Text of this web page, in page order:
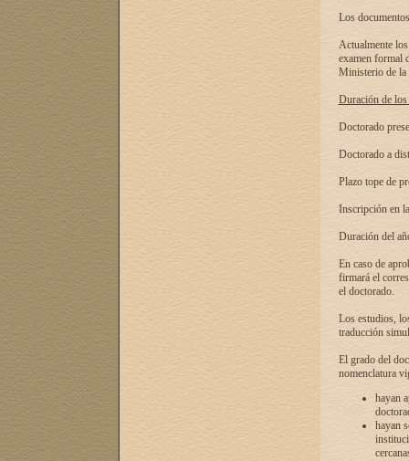
Los
Actualmente
examen formal
Ministerio de la
Duración de
Doctorado
Doctorado a
Plazo tope de
Inscripción en
Duración del
En caso de
firmará el
el doctorado.
Los estudios,
traducción
El grado del
nomenclatura
hayan
hayan